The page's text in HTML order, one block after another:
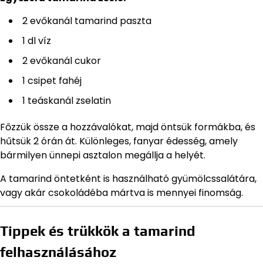
2 evőkanál tamarind paszta
1 dl víz
2 evőkanál cukor
1 csipet fahéj
1 teáskanál zselatin
Főzzük össze a hozzávalókat, majd öntsük formákba, és
hűtsük 2 órán át. Különleges, fanyar édesség, amely
bármilyen ünnepi asztalon megállja a helyét.
A tamarind öntetként is használható gyümölcssalátára,
vagy akár csokoládéba mártva is mennyei finomság.
Tippek és trükkök a tamarind
felhasználásához